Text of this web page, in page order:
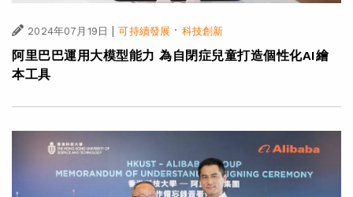
2024年07月19日 | 可持續發展 · 科技創新
阿里巴巴運用大模型能力 為自閉症兒童打造個性化AI繪
本工具